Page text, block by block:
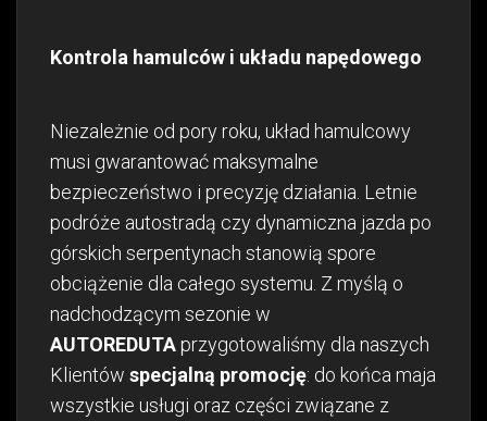
Kontrola hamulców i układu napędowego
Niezależnie od pory roku, układ hamulcowy
musi gwarantować maksymalne
bezpieczeństwo i precyzję działania. Letnie
podróże autostradą czy dynamiczna jazda po
górskich serpentynach stanowią spore
obciążenie dla całego systemu. Z myślą o
nadchodzącym sezonie w
AUTOREDUTAprzygotowaliśmy dla naszych
Klientów specjalną promocję: do końca maja
wszystkie usługi oraz części związane z